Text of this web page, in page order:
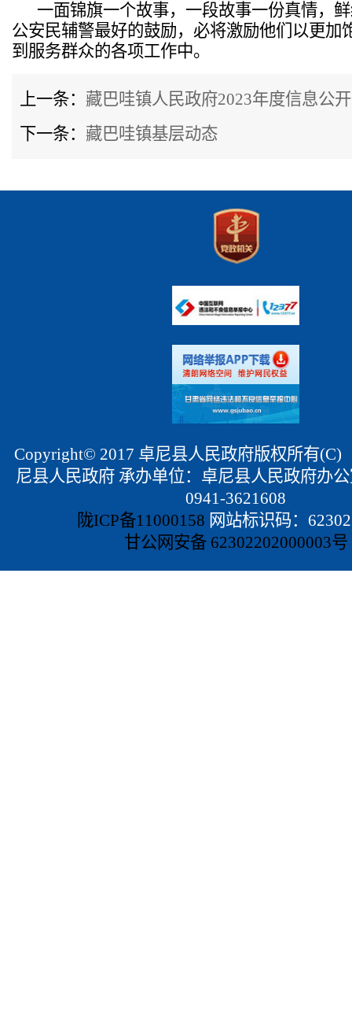
一面锦旗一个故事，一段故事一份真情，
公安民辅警最好的鼓励，必将激励他们以更加
到服务群众的各项工作中。
上一条： 藏巴哇镇人民政府2023年度信息公
下一条： 藏巴哇镇基层动态
Copyright© 2017 卓尼县人民政府版权所有
尼县人民政府 承办单位：卓尼县人民政府办
0941-3621608
陇ICP备11000158 网站标识码：
甘公网安备 62302202000003号